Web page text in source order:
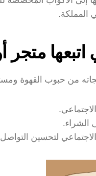
المملكة.
اتبعها
من حبوب القهوة
الشراء.
لتحسين التواصل